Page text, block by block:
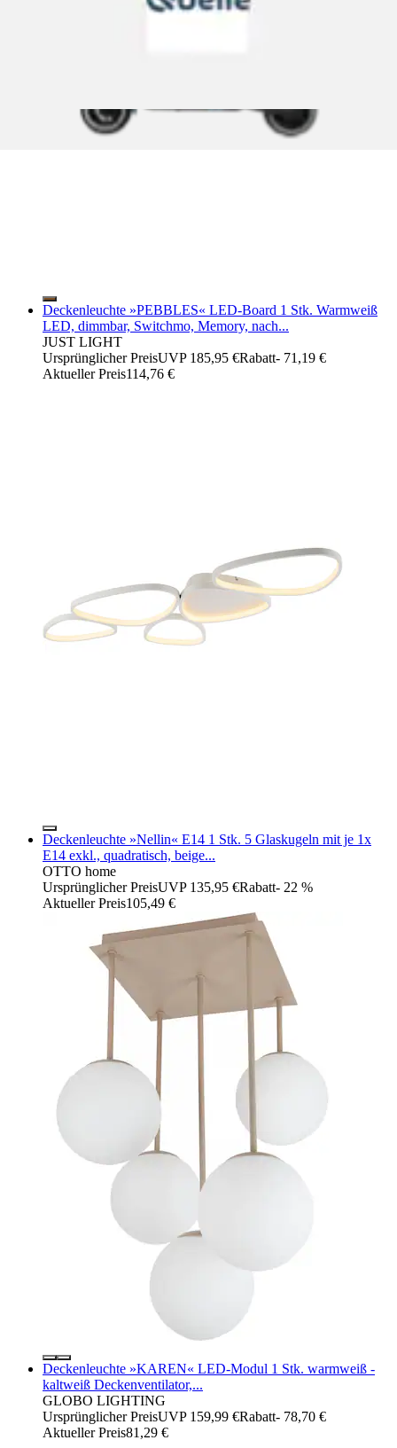
Deckenleuchte »PEBBLES« LED-Board 1 Stk. Warmweiß
LED, dimmbar, Switchmo, Memory, nach...
JUST LIGHT
Ursprünglicher PreisUVP 185,95 €Rabatt- 71,19 €
Aktueller Preis114,76 €
Deckenleuchte »Nellin« E14 1 Stk. 5 Glaskugeln mit je 1x
E14 exkl., quadratisch, beige...
OTTO home
Ursprünglicher PreisUVP 135,95 €Rabatt- 22 %
Aktueller Preis105,49 €
Deckenleuchte »KAREN« LED-Modul 1 Stk. warmweiß -
kaltweiß Deckenventilator,...
GLOBO LIGHTING
Ursprünglicher PreisUVP 159,99 €Rabatt- 78,70 €
Aktueller Preis81,29 €